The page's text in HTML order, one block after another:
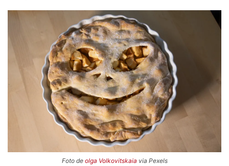
Foto de olga Volkovitskaia via Pexels